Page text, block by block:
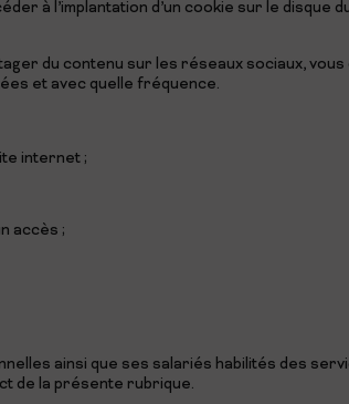
à l’implantation d’un cookie sur le disque
du contenu sur les réseaux sociaux,
et avec quelle fréquence.
internet ;
accès ;
ainsi que ses salariés habilités des
de la présente rubrique.